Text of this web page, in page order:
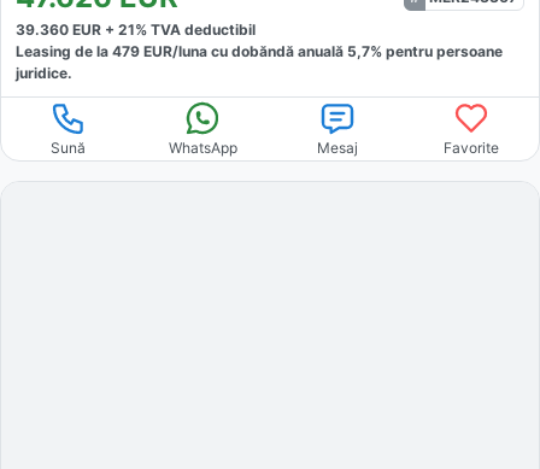
39.360 EUR + 21% TVA deductibil
Leasing de la 479 EUR/luna cu dobăndă anuală 5,7% pentru persoane
juridice.
Sună WhatsApp Mesaj Favorite